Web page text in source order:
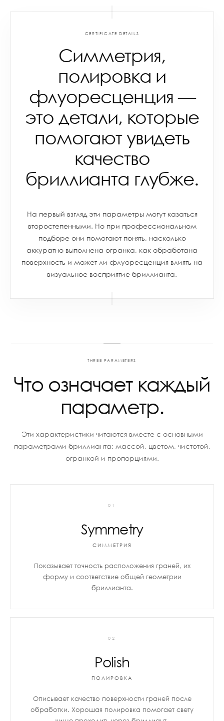
CERTIFICATE DETAILS
Симметрия,
полировка и
флуоресценция —
это детали, которые
помогают увидеть
качество
бриллианта глубже.
На первый взгляд эти параметры могут казаться
второстепенными. Но при профессиональном
подборе они помогают понять, насколько
аккуратно выполнена огранка, как обработана
поверхность и может ли флуоресценция влиять на
визуальное восприятие бриллианта.
THREE PARAMETERS
Что означает каждый
параметр.
Эти характеристики читаются вместе с основными
параметрами бриллианта: массой, цветом, чистотой,
огранкой и пропорциями.
01
Symmetry
СИММЕТРИЯ
Показывает точность расположения граней, их
форму и соответствие общей геометрии
бриллианта.
02
Polish
ПОЛИРОВКА
Описывает качество поверхности граней после
обработки. Хорошая полировка помогает свету